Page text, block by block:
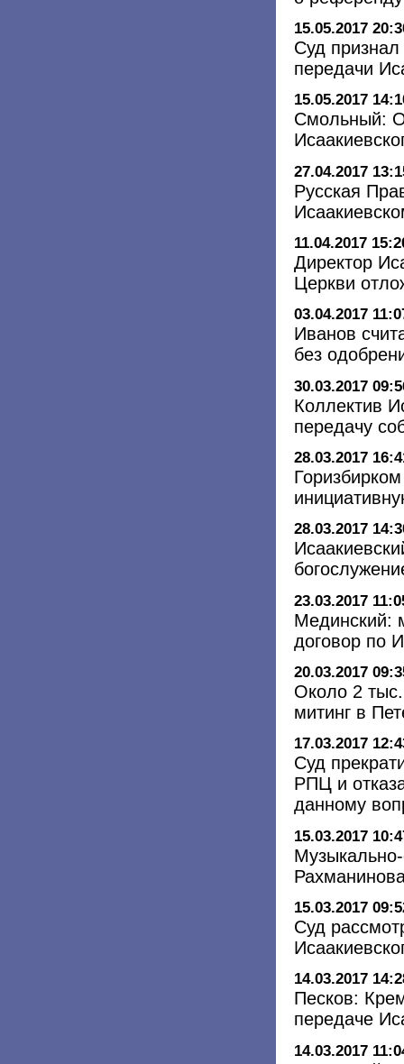
15.05.2017
Суд
передачи
15.05.2017
Смольный:
27.04.2017
Русская
11.04.2017
Директор
Церкви
03.04.2017
Иванов
без
30.03.2017
Коллектив
передачу
28.03.2017
28.03.2017
23.03.2017
Мединский:
договор по
20.03.2017
Около 2
митинг в
17.03.2017
Суд
РПЦ и
данному
15.03.2017
15.03.2017
Суд
14.03.2017
Песков:
передаче
14.03.2017